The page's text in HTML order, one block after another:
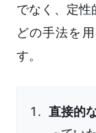
でなく、定性
どの手法を
す。
直接的